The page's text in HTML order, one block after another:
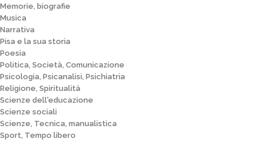
Memorie, biografie
Musica
Narrativa
Pisa e la sua storia
Poesia
Politica, Società, Comunicazione
Psicologia, Psicanalisi, Psichiatria
Religione, Spiritualità
Scienze dell'educazione
Scienze sociali
Scienze, Tecnica, manualistica
Sport, Tempo libero